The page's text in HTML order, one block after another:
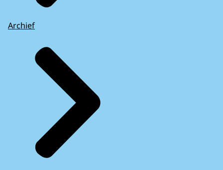
Archief